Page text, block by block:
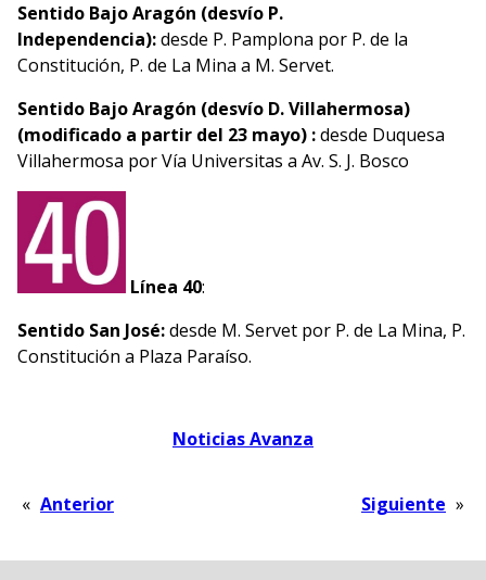
Sentido Bajo Aragón (desvío P.
Independencia):desde P. Pamplona por P. de la
Constitución, P. de La Mina a M. Servet.
Sentido Bajo Aragón (desvío D. Villahermosa)
(modificado a partir del 23 mayo) :desde Duquesa
Villahermosa por Vía Universitas a Av. S. J. Bosco
Línea 40:
Sentido San José:desde M. Servet por P. de La Mina, P.
Constitución a Plaza Paraíso.
Noticias Avanza
« Anterior Siguiente »